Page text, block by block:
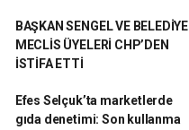
BAŞKAN SENGEL VE BELEDİYE
MECLİS ÜYELERİ CHP’DEN
İSTİFA ETTİ
Efes Selçuk’ta marketlerde
gıda denetimi: Son kullanma